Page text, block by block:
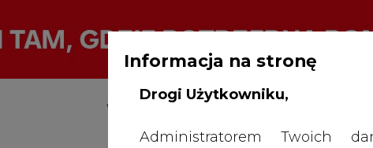
WYDAWCA PORTALU:
Informacja na stronę
Drogi Użytkowniku,
Administratorem Twoich